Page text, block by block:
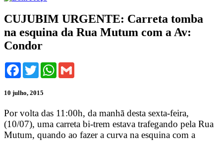
CUJUBIM URGENTE: Carreta tomba
na esquina da Rua Mutum com a Av:
Condor
Facebook
TwitterWhatsApp
10 julho, 2015
Por volta das 11:00h, da manhã desta sexta-feira,
(10/07), uma carreta bi-trem estava trafegando pela Rua
Mutum, quando ao fazer a curva na esquina com a